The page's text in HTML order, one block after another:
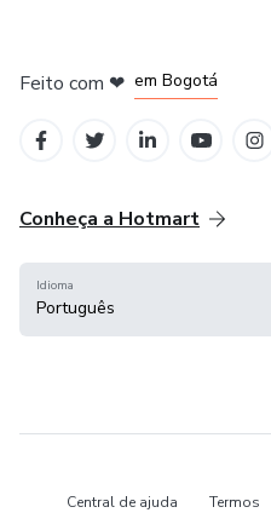
Feito com ❤ em Bogotá
Conheça a Hotmart
Idioma
Português
Central de ajuda Termos